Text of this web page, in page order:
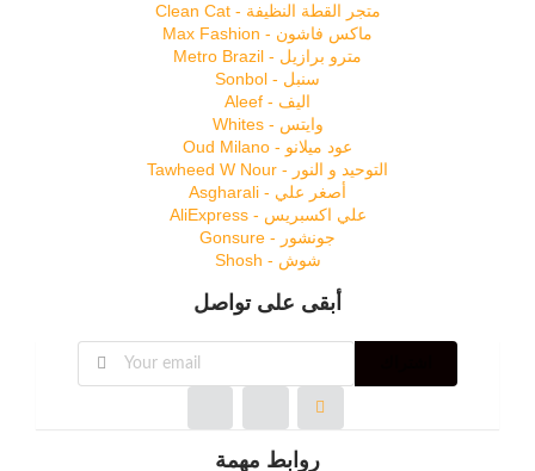
متجر القطة النظيفة - Clean Cat
ماكس فاشون - Max Fashion
مترو برازيل - Metro Brazil
سنبل - Sonbol
اليف - Aleef
وايتس - Whites
عود ميلانو - Oud Milano
التوحيد و النور - Tawheed W Nour
أصغر علي - Asgharali
علي اكسبريس - AliExpress
جونشور - Gonsure
شوش - Shosh
أبقى على تواصل
روابط مهمة